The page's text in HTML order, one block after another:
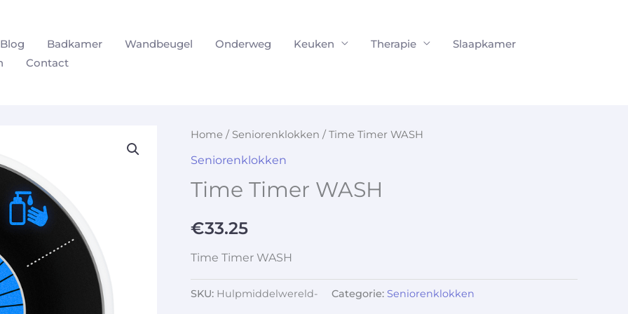
Blog Badkamer Wandbeugel Onderweg Keuken Therapie
Slaapkamer
Contact
Home / Seniorenklokken / Time Timer WASH
Seniorenklokken
Time Timer WASH
€33.25
Time Timer WASH
SKU: Hulpmiddelwereld- Categorie: Seniorenklokken